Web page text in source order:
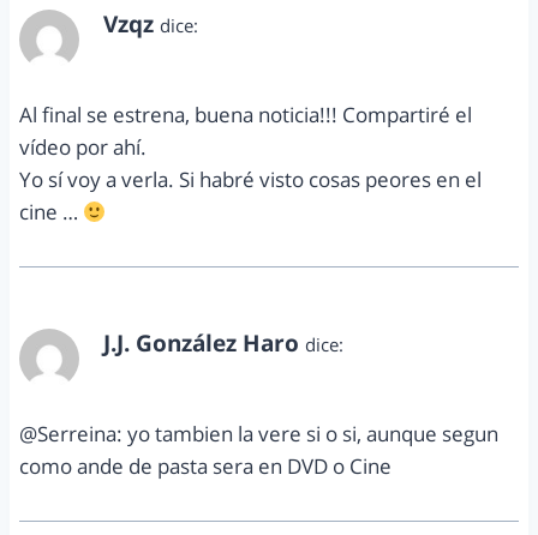
Vzqz dice:
Al final se estrena, buena noticia!!! Compartiré el
vídeo por ahí.
Yo sí voy a verla. Si habré visto cosas peores en el
cine …
J.J. González Haro dice:
@Serreina: yo tambien la vere si o si, aunque segun
como ande de pasta sera en DVD o Cine